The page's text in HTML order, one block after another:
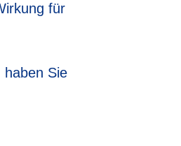
für
haben Sie